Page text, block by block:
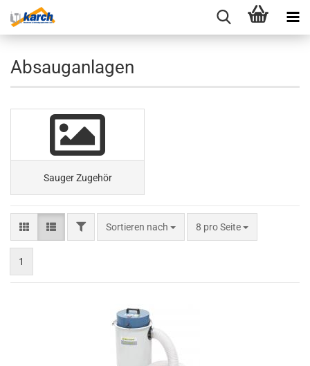
Absauganlagen
Sauger Zugehör
FILTERSortieren nach
Sortieren nach 8 pro Seite
pro Seite
1